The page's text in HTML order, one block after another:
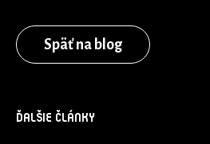
Späť na blog
ĎALŠIE ČLÁNKY